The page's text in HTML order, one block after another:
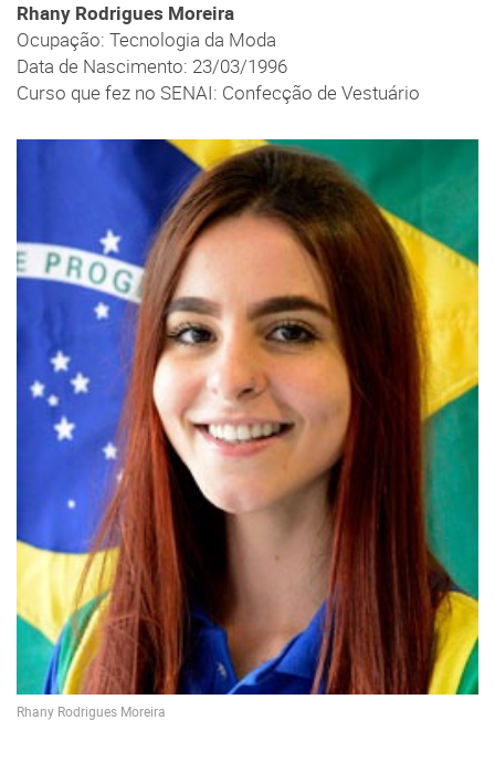
Rhany Rodrigues Moreira
Ocupação: Tecnologia da Moda
Data de Nascimento: 23/03/1996
Curso que fez no SENAI: Confecção de Vestuário
Rhany Rodrigues Moreira